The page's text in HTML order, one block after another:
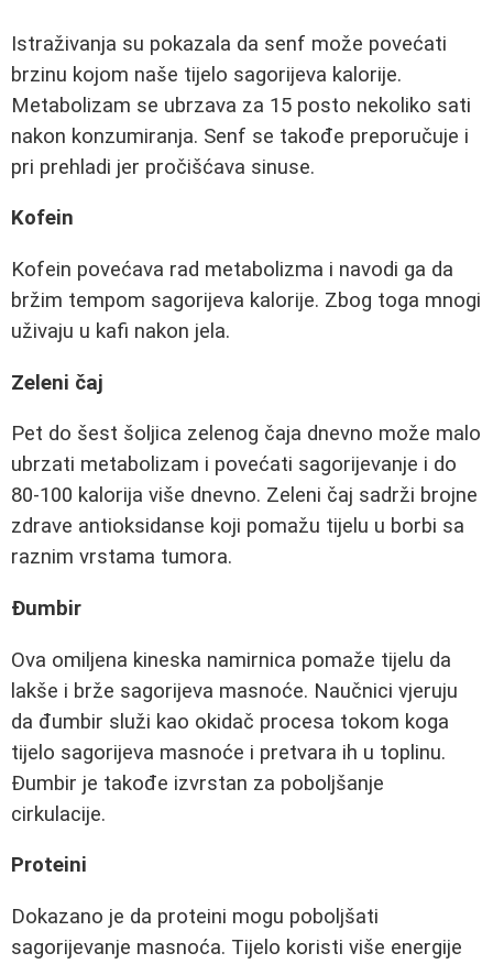
Istraživanja su pokazala da senf može povećati
brzinu kojom naše tijelo sagorijeva kalorije.
Metabolizam se ubrzava za 15 posto nekoliko sati
nakon konzumiranja. Senf se takođe preporučuje i
pri prehladi jer pročišćava sinuse.
Kofein
Kofein povećava rad metabolizma i navodi ga da
bržim tempom sagorijeva kalorije. Zbog toga mnogi
uživaju u kafi nakon jela.
Zeleni čaj
Pet do šest šoljica zelenog čaja dnevno može malo
ubrzati metabolizam i povećati sagorijevanje i do
80-100 kalorija više dnevno. Zeleni čaj sadrži brojne
zdrave antioksidanse koji pomažu tijelu u borbi sa
raznim vrstama tumora.
Đumbir
Ova omiljena kineska namirnica pomaže tijelu da
lakše i brže sagorijeva masnoće. Naučnici vjeruju
da đumbir služi kao okidač procesa tokom koga
tijelo sagorijeva masnoće i pretvara ih u toplinu.
Đumbir je takođe izvrstan za poboljšanje
cirkulacije.
Proteini
Dokazano je da proteini mogu poboljšati
sagorijevanje masnoća. Tijelo koristi više energije